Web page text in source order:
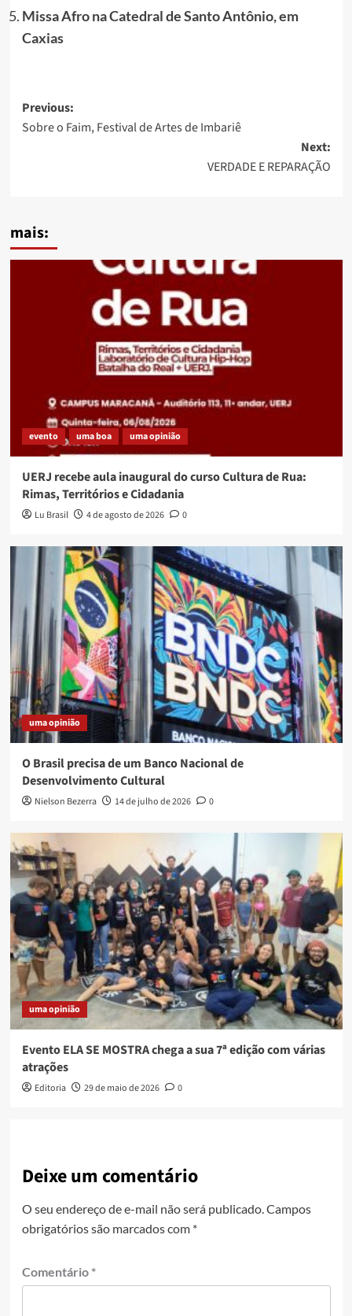
Missa Afro na Catedral de Santo Antônio, em
Caxias
Post
navigation
Previous:
Sobre o Faim, Festival de Artes de Imbariê
Next:
VERDADE E REPARAÇÃO
mais:
evento uma boa uma opinião
UERJ recebe aula inaugural do curso Cultura de Rua:
Rimas, Territórios e Cidadania
Lu Brasil 4 de agosto de 2026 0
uma opinião
O Brasil precisa de um Banco Nacional de
Desenvolvimento Cultural
Nielson Bezerra 14 de julho de 2026 0
uma opinião
Evento ELA SE MOSTRA chega a sua 7ª edição com várias
atrações
Editoria 29 de maio de 2026 0
Deixe um comentário
O seu endereço de e-mail não será publicado.Campos
obrigatórios são marcados com *
Comentário *